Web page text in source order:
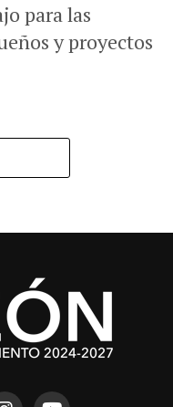
para las
y proyectos